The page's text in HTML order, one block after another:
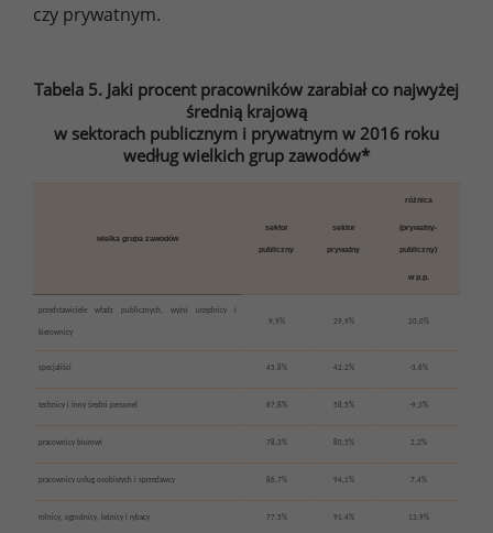
czy prywatnym.
Tabela 5. Jaki procent pracowników zarabiał co najwyżej
średnią krajową
w sektorach publicznym i prywatnym w 2016 roku
według wielkich grup zawodów*
wielka grupa zawodów
sektor
publiczny
sektor
prywatny
różnica
(prywatny-
publiczny)
w p.p.
przedstawiciele władz publicznych, wyżsi urzędnicy i
kierownicy
9,9% 29,9% 20,0%
specjaliści 45,8% 42,2% -3,6%
technicy i inny średni personel 67,8% 58,5% -9,3%
pracownicy biurowi 78,3% 80,5% 2,2%
pracownicy usług osobistych i sprzedawcy 86,7% 94,1% 7,4%
rolnicy, ogrodnicy, leśnicy i rybacy 77,5% 91,4% 13,9%